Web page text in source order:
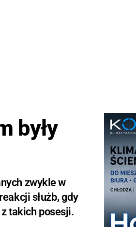
były
zwykle w
służb, gdy
takich posesji.